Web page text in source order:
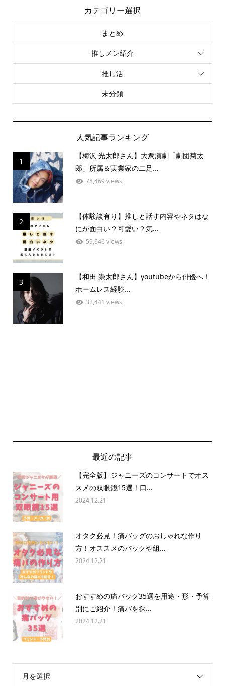
カテゴリー選択
まとめ
推しメン紹介
推し活
未分類
人気記事ランキング
1
【梅沢 光太郎さん】大衆演劇「劇団菊太
郎」所属＆実業家の二足...
78,469 views
2
【体験談有り】推しと話す内容やネタはな
にが面白い？可愛い？気...
59,646 views
3
【和田 崇太郎さん】youtubeから俳優へ！
ホームレス経験...
32,441 views
最近の記事
【完全版】ジャニーズのコンサートでオス
スメの双眼鏡15選！口...
2024.12.21
オタク必見！痛バッグのおしゃれな作り
方！オススメのバックや組...
2024.12.21
おすすめの痛バッグ35選を用途・形・予算
別にご紹介！痛バを探...
2024.12.21
月を選択